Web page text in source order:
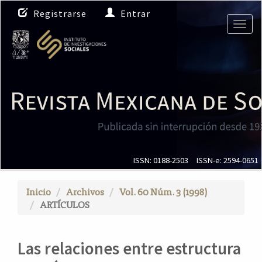
N
a
v
e
g
i
ó
n
c
C
Registrarse Entrar
ISSN: 0188-2503 ISSN-e: 2594-0651
Inicio Archivos
Vol. 60 Núm. 3 (1998)
ARTÍCULOS
Las relaciones entre estructura